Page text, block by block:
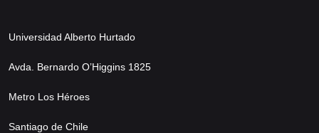
Universidad Alberto Hurtado
Avda. Bernardo O’Higgins 1825
Metro Los Héroes
Santiago de Chile